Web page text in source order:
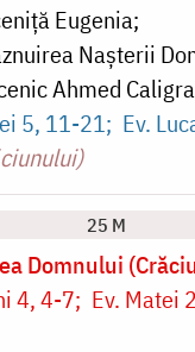
Eugenia
Naşterii
Ahmed
5, 11-21 Ev.
25 M
Domnului
4, 4-7 Ev. Matei